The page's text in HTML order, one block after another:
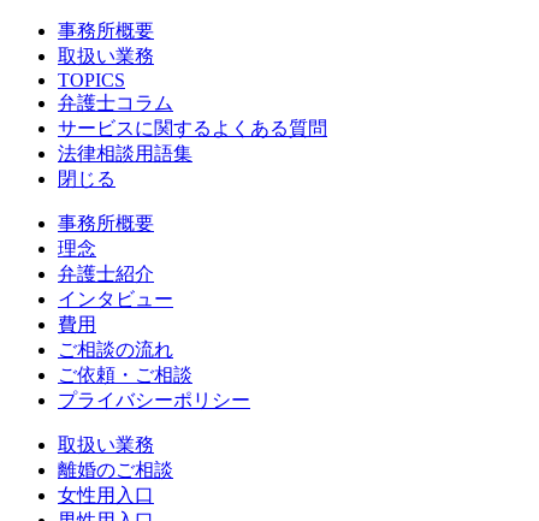
事務所概要
取扱い業務
TOPICS
弁護士コラム
サービスに関するよくある質問
法律相談用語集
閉じる
事務所概要
理念
弁護士紹介
インタビュー
費用
ご相談の流れ
ご依頼・ご相談
プライバシーポリシー
取扱い業務
離婚のご相談
女性用入口